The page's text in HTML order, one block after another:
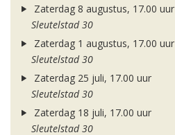
Zaterdag 8 augustus, 17.00 uur
Sleutelstad 30
Zaterdag 1 augustus, 17.00 uur
Sleutelstad 30
Zaterdag 25 juli, 17.00 uur
Sleutelstad 30
Zaterdag 18 juli, 17.00 uur
Sleutelstad 30